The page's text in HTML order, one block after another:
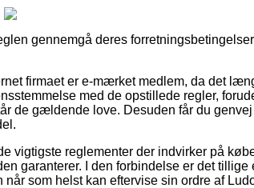
gennemgå deres
firmaet er e-mærket medlem, da det
med de opstillede regler,
de gældende love. Desuden får du
vigtigste reglementer der indvirker på
garanterer. I den forbindelse er det tillige
som helst kan eftervise sin ordre af